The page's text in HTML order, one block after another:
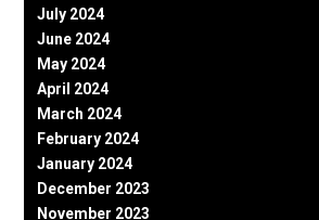
July 2024
June 2024
May 2024
April 2024
March 2024
February 2024
January 2024
December 2023
November 2023